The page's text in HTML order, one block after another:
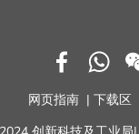
网页指南 | 下载区